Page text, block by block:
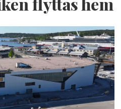
flyttas hem